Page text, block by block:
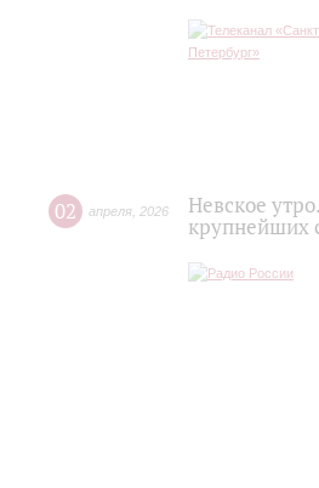
02 апреля 2026
Невское
крупнейших